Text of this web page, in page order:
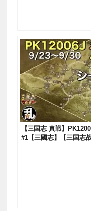
【三国志 真戦】
#1【三國志】【三国志